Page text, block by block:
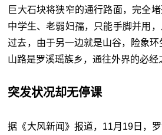
巨大石块将狭窄的通行路面，完全
中学生、老弱妇孺，只能手脚并用
过去，由于另一边就是山谷，险象
山路是罗溪瑶族乡，通往外界的必经
突发状况却无停课
据《大风新闻》报道，11月19日，